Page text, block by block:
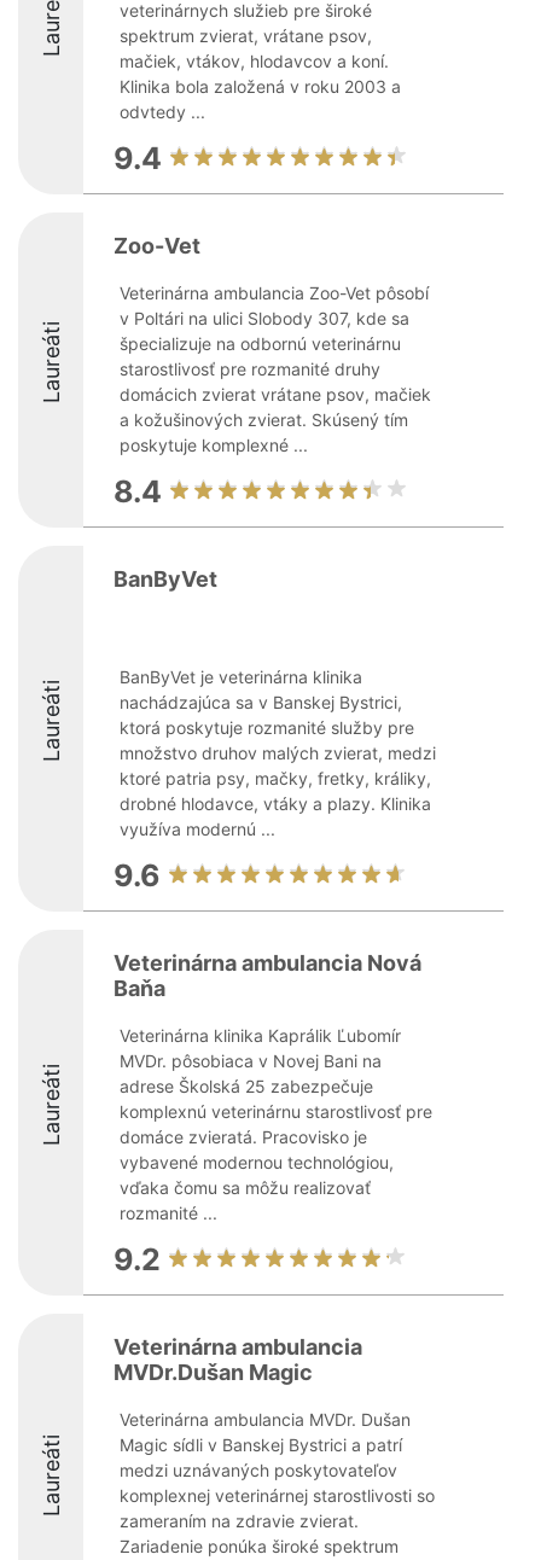
veterinárnych služieb pre široké
spektrum zvierat, vrátane psov,
mačiek, vtákov, hlodavcov a koní.
Klinika bola založená v roku 2003 a
odvtedy ...
9.4
Laureáti
Zoo-Vet
Veterinárna ambulancia Zoo-Vet pôsobí
v Poltári na ulici Slobody 307, kde sa
špecializuje na odbornú veterinárnu
starostlivosť pre rozmanité druhy
domácich zvierat vrátane psov, mačiek
a kožušinových zvierat. Skúsený tím
poskytuje komplexné ...
8.4
Laureáti
BanByVet
BanByVet je veterinárna klinika
nachádzajúca sa v Banskej Bystrici,
ktorá poskytuje rozmanité služby pre
množstvo druhov malých zvierat, medzi
ktoré patria psy, mačky, fretky, králiky,
drobné hlodavce, vtáky a plazy. Klinika
využíva modernú ...
9.6
Laureáti
Veterinárna ambulancia Nová
Baňa
Veterinárna klinika Kaprálik Ľubomír
MVDr. pôsobiaca v Novej Bani na
adrese Školská 25 zabezpečuje
komplexnú veterinárnu starostlivosť pre
domáce zvieratá. Pracovisko je
vybavené modernou technológiou,
vďaka čomu sa môžu realizovať
rozmanité ...
9.2
Laureáti
Veterinárna ambulancia
MVDr.Dušan Magic
Veterinárna ambulancia MVDr. Dušan
Magic sídli v Banskej Bystrici a patrí
medzi uznávaných poskytovateľov
komplexnej veterinárnej starostlivosti so
zameraním na zdravie zvierat.
Zariadenie ponúka široké spektrum